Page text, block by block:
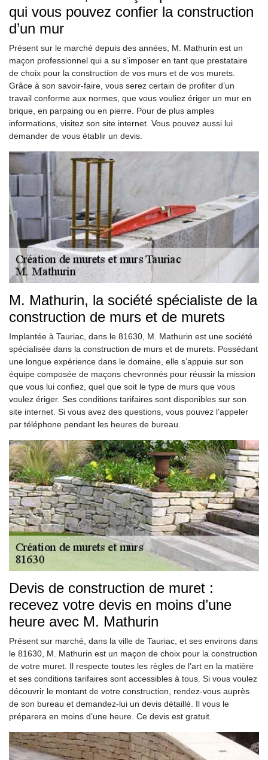
qui vous pouvez confier la construction
d’un mur
Présent sur le marché depuis des années, M. Mathurin est un
maçon professionnel qui a su s’imposer en tant que prestataire
de choix pour la construction de vos murs et de vos murets.
Grâce à son savoir-faire, vous serez certain de profiter d’un
travail conforme aux normes, que vous vouliez ériger un mur en
brique, en parpaing ou en pierre. Pour de plus amples
informations, visitez son site internet. Vous pouvez aussi lui
demander de vous établir un devis.
M. Mathurin, la société spécialiste de la
construction de murs et de murets
Implantée à Tauriac, dans le 81630, M. Mathurin est une société
spécialisée dans la construction de murs et de murets. Possédant
une longue expérience dans le domaine, elle s’appuie sur son
équipe composée de maçons chevronnés pour réussir la mission
que vous lui confiez, quel que soit le type de murs que vous
voulez ériger. Ses conditions tarifaires sont disponibles sur son
site internet. Si vous avez des questions, vous pouvez l’appeler
par téléphone pendant les heures de bureau.
Devis de construction de muret :
recevez votre devis en moins d’une
heure avec M. Mathurin
Présent sur marché, dans la ville de Tauriac, et ses environs dans
le 81630, M. Mathurin est un maçon de choix pour la construction
de votre muret. Il respecte toutes les règles de l’art en la matière
et ses conditions tarifaires sont accessibles à tous. Si vous voulez
découvrir le montant de votre construction, rendez-vous auprès
de son bureau et demandez-lui un devis détaillé. Il vous le
préparera en moins d’une heure. Ce devis est gratuit.